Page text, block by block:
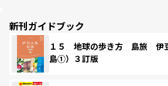
新刊ガイドブック
１５ 地球の歩き方 島旅 伊
島①）３訂版